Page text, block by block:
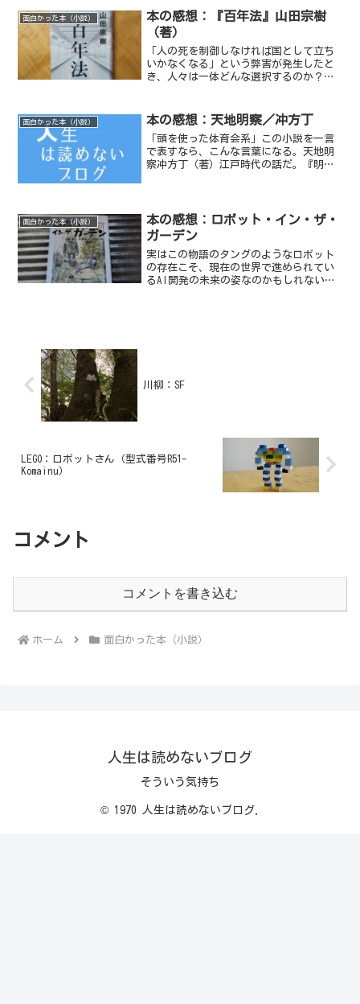
面白かった本（小説）
本の感想：『百年法』山田宗樹
（著）
「人の死を制御しなければ国として立ち
いかなくなる」という弊害が発生したと
き、人々は一体どんな選択するのか？物
面白かった本（小説） 本の感想：天地明察／冲方丁
「頭を使った体育会系」この小説を一言
で表すなら、こんな言葉になる。天地明
察冲方丁（著）江戸時代の話だ。『明
さみたくなる。天地明察で登場...
面白かった本（小説）
本の感想：ロボット・イン・ザ・
ガーデン
実はこの物語のタングのようなロボット
の存在こそ、現在の世界で進められてい
るAI開発の未来の姿なのかもしれないと
川柳：SF
LEGO：ロボットさん（型式番号R51-
Komainu）
コメント
コメントを書き込む
ホーム 面白かった本（小説）
人生は読めないブログ
そういう気持ち
© 1970 人生は読めないブログ.